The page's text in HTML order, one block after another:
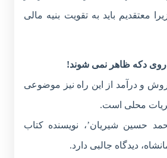
معتقدیم باید به تقویت بنیه مالی
و درآمد از این راه نیز موضوعی
محلی است.
حسین شیریان’، نویسنده کتاب
دیدگاه جالبی دارد.